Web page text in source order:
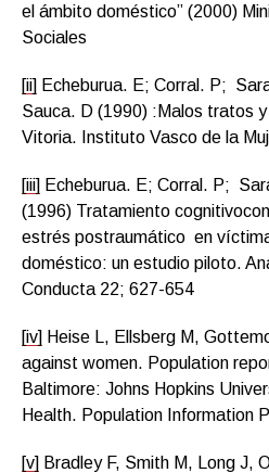
el ámbito doméstico” (2000)
Sociales
[ii] Echeburua. E; Corral. P;
Sauca. D (1990) :Malos tratos
Vitoria. Instituto Vasco de la
[iii] Echeburua. E; Corral. P;
(1996) Tratamiento
estrés postraumático en
doméstico: un estudio piloto.
Conducta 22; 627-654
[iv] Heise L, Ellsberg M,
against women. Population
Baltimore: Johns Hopkins
Health. Population Information
[v] Bradley F, Smith M, Long J,